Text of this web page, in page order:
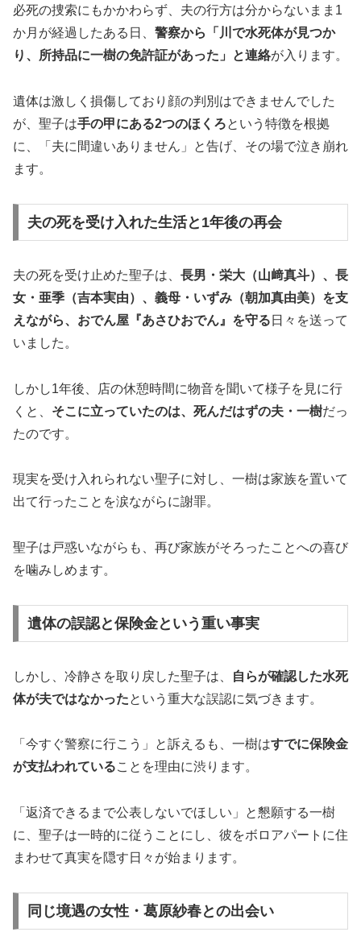
必死の捜索にもかかわらず、夫の行方は分からないまま1
か月が経過したある日、 警察から「川で水死体が見つか
り、所持品に一樹の免許証があった」と連絡が入ります。
遺体は激しく損傷しており顔の判別はできませんでした
が、聖子は手の甲にある2つのほくろという特徴を根拠
に、「夫に間違いありません」と告げ、その場で泣き崩れ
ます。
夫の死を受け入れた生活と1年後の再会
夫の死を受け止めた聖子は、 長男・栄大（山﨑真斗）、長
女・亜季（吉本実由）、義母・いずみ（朝加真由美）を支
えながら、おでん屋『あさひおでん』を守る 日々を送って
いました。
しかし1年後、店の休憩時間に物音を聞いて様子を見に行
くと、 そこに立っていたのは、死んだはずの夫・一樹だっ
たのです。
現実を受け入れられない聖子に対し、一樹は家族を置いて
出て行ったことを涙ながらに謝罪。
聖子は戸惑いながらも、再び家族がそろったことへの喜び
を噛みしめます。
遺体の誤認と保険金という重い事実
しかし、冷静さを取り戻した聖子は、
自らが確認した水死
体が夫ではなかったという重大な誤認に気づきます。
「今すぐ警察に行こう」と訴えるも、一樹はすでに保険金
が支払われていることを理由に渋ります。
「返済できるまで公表しないでほしい」と懇願する一樹
に、聖子は一時的に従うことにし、彼をボロアパートに住
まわせて真実を隠す日々が始まります。
同じ境遇の女性・葛原紗春との出会い